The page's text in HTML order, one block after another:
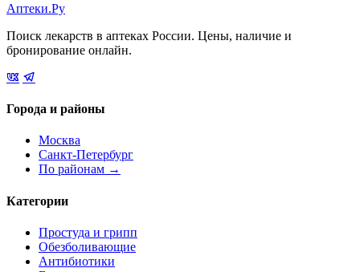
Аптеки.Ру
Поиск лекарств в аптеках России. Цены, наличие и
бронирование онлайн.
Города и районы
Москва
Санкт-Петербург
По районам →
Категории
Простуда и грипп
Обезболивающие
Антибиотики